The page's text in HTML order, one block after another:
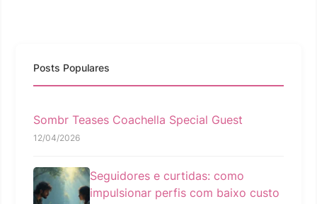
Posts Populares
Sombr Teases Coachella Special Guest
12/04/2026
Seguidores e curtidas: como
impulsionar perfis com baixo custo